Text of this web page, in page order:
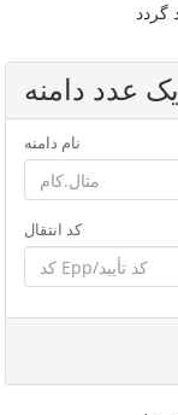
یک عدد دامنه
نام دامنه
کد انتقال